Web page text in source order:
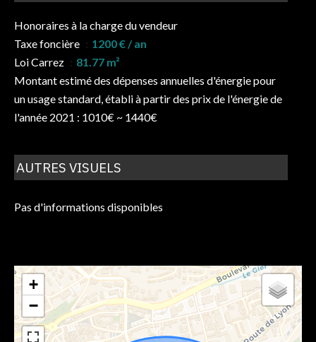
Honoraires à la charge du vendeur
Taxe foncière
1200 € / an
Loi Carrez
81.77 m²
Montant estimé des dépenses annuelles d'énergie pour
un usage standard, établi à partir des prix de l'énergie de
l'année 2021 : 1010€ ~ 1440€
AUTRES VISUELS
Pas d'informations disponibles
+
−